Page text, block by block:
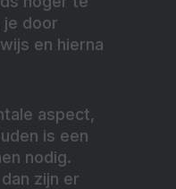
je door
en hierna
aspect,
is een
nodig.
zijn er